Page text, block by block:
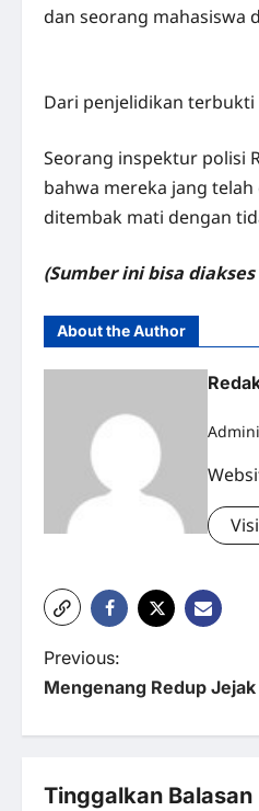
dan seorang mahasiswa
Dari penjelidikan
Seorang inspektur polisi
bahwa mereka jang
ditembak mati dengan
(Sumber ini bisa
About the Author
P
o
s
t
Previous:
Mengenang Redup Jejak
Tinggalkan Balasan